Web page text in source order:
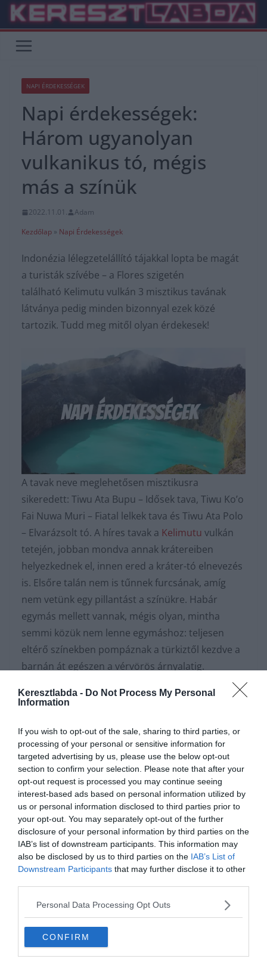
Keresztlabda - Do Not Process My Personal
Information
If you wish to opt-out of the sale, sharing to third parties, or
processing of your personal or sensitive information for
targeted advertising by us, please use the below opt-out
section to confirm your selection. Please note that after your
opt-out request is processed you may continue seeing
interest-based ads based on personal information utilized by
us or personal information disclosed to third parties prior to
your opt-out. You may separately opt-out of the further
disclosure of your personal information by third parties on the
IAB’s list of downstream participants. This information may
also be disclosed by us to third parties on the IAB’s List of
Downstream Participants that may further disclose it to other
Personal Data Processing Opt Outs
CONFIRM
Skip
content
NAPI ÉRDEKESSÉGEK
Napi érdekességek:
Három ugyanolyan
vulkanikus tó, mégis
más a színük
2022.11.01.
Adam
Kezdőlap » Napi Érdekességek
Indonézia lélegzetelállító tájakkal lopta be magát
a turisták szívébe – a Flores szigetén
található Kelimutu vulkán 3 misztikus tavának
látványa pedig minden bizonnyal ezek közé
tartozik. Tudd meg mitől olyan érdekesek!
A tavak neve meglehetősen misztikusra
sikeredett: Tiwu Ata Bupu – Idősek tava, Tiwu Ko’o
Fai Nuwa Muri – Fiatal lelkek tava és Tiwu Ata Polo
– Elvarázsolt tó. A híres tavak a Kelimutu vulkán
tetején, jobban mondva annak krátereiben
helyezkednek el, innen ered a kráter-tó elnevezés
is. Elsőre talán nem is tűnnek furcsának, amíg
nem vetünk egy pillantást a színükre. Habár
egymás mellett vannak, mégis olyan, mintha
semmi közük nem lenne egymáshoz: teljesen
eltérő színekben pompáznak a türkiztől kezdve a
barnán át egészen a vérvörös árnyalatig.
akárcsak egy kaméleon. Ami kék volt az lehet pár
Ennek elsősorban az az oka, hogy a Kelimutu egy
mai napig is aktív vulkán. Mélyen a földfelszín alatt
különféle gázok képződnek, melyek keverednek az
itt lévő ásványi anyagokkal, aztán az apró
repedések át visszaszivárognak a felszínre – szó
szerint felkavarva ezzel az állóvizet. Mindemellett
a víz eltérő oxigéntartalma és rendkívül magas
vas-és mangántartalma is hatással van erre.
tudományos magyarázat a színváltozásra, az
őslakosoknak egészen más elképzelésük van
erről. Egy helyi legenda szerint elhunyt lelkek